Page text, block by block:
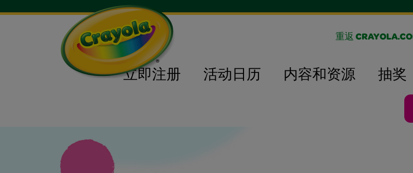
重返
立即注册 活动日历 内容和资源 抽奖